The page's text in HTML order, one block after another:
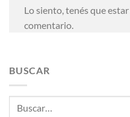
Lo siento, tenés que estar
comentario.
BUSCAR